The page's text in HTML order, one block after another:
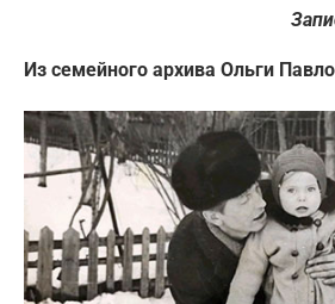
Из семейного архива Ольги